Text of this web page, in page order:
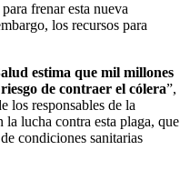
frenar esta nueva
los recursos para
estima que mil millones
de contraer el cólera”,
los responsables de la
lucha contra esta plaga, que
condiciones sanitarias